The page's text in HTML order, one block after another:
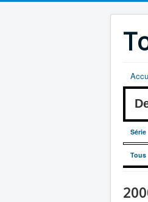
Série
Tous